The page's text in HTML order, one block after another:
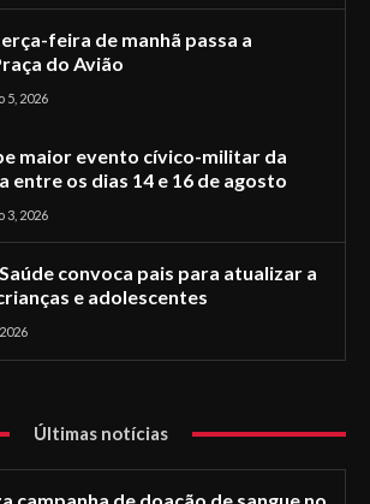
feira de manhã passa a
do Avião
5, 2026
maior evento cívico-militar da
entre os dias 14 e 16 de agosto
3, 2026
convoca pais para atualizar a
e adolescentes
Últimas notícias